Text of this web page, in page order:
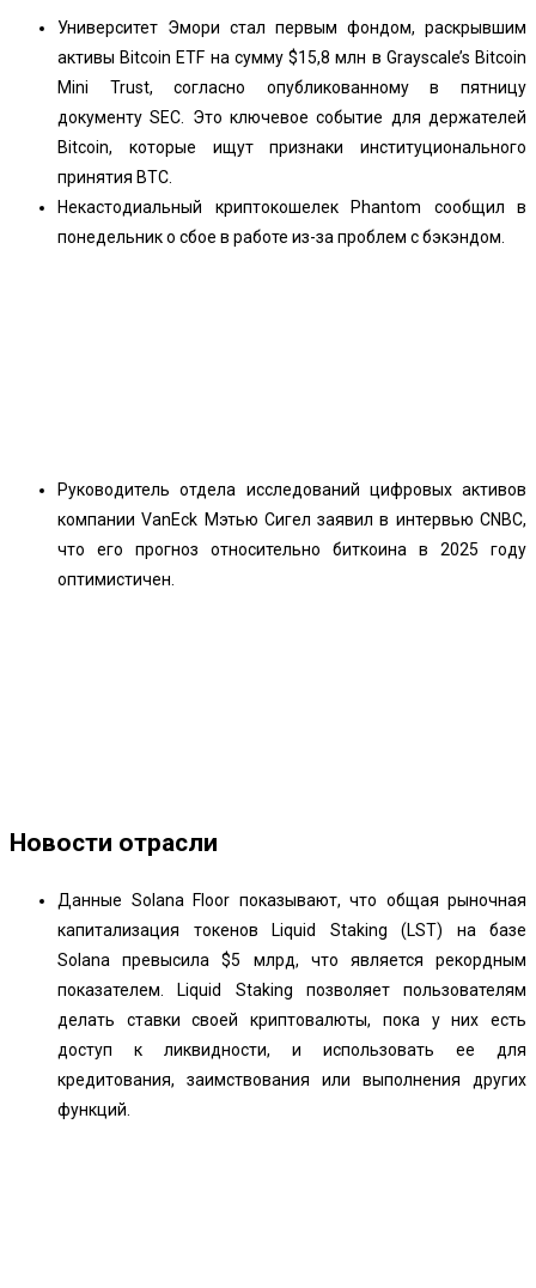
Университет Эмори стал первым фондом, раскрывшим
активы Bitcoin ETF на сумму $15,8 млн в Grayscale’s Bitcoin
Mini Trust, согласно опубликованному в пятницу
документу SEC. Это ключевое событие для держателей
Bitcoin, которые ищут признаки институционального
принятия BTC.
Некастодиальный криптокошелек Phantom сообщил в
понедельник о сбое в работе из-за проблем с бэкэндом.
Руководитель отдела исследований цифровых активов
компании VanEck Мэтью Сигел заявил в интервью CNBC,
что его прогноз относительно биткоина в 2025 году
оптимистичен.
Новости отрасли
Данные SolanaFloor показывают, что общая рыночная
капитализация токенов Liquid Staking (LST) на базе
Solana превысила $5 млрд, что является рекордным
показателем. Liquid Staking позволяет пользователям
делать ставки своей криптовалюты, пока у них есть
доступ к ликвидности, и использовать ее для
кредитования, заимствования или выполнения других
функций.